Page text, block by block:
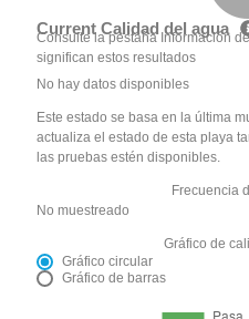
Current Calidad del agua
Consulte la pestaña Información
significan estos resultados
No hay datos disponibles
Este estado se basa en la última
actualiza el estado de esta playa
las pruebas estén disponibles.
Frecuencia
No muestreado
Gráfico de
Gráfico circular
Gráfico de barras